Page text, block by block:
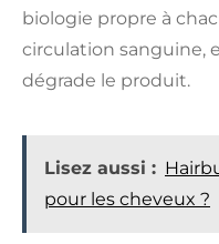
biologie propre à
circulation sanguine,
dégrade le produit.
Lisez aussi :
pour les cheveux ?